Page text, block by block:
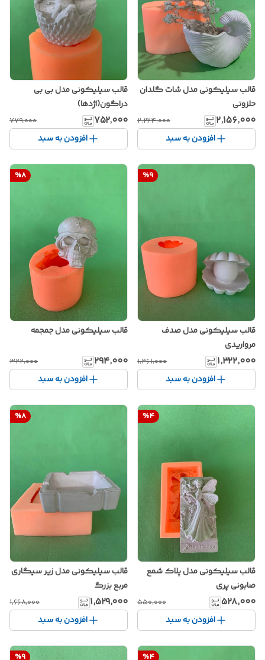
قالب سیلیکونی مدل شات گلدان
حلزونی
۲٬۱۵۶٬۰۰۰ ۲٬۲۲۴٬۰۰۰
افزودن به سبد
قالب سیلیکونی مدل بی بی
دراگون(اژدها)
۷۵۲٬۰۰۰ ۷۷۹٬۰۰۰
افزودن به سبد
%9
قالب سیلیکونی مدل صدف
مرواریدی
۱٬۳۲۲٬۰۰۰ ۱٬۴۶۱٬۰۰۰
افزودن به سبد
%8
قالب سیلیکونی مدل جمجمه
۲۹۴٬۰۰۰ ۳۲۲٬۰۰۰
افزودن به سبد
%4
قالب سیلیکونی مدل پلاک شمع
صابونی پری
۵۲۸٬۰۰۰ ۵۵۰٬۰۰۰
افزودن به سبد
%8
قالب سیلیکونی مدل زیر سیگاری
مربع بزرگ
۱٬۵۲۹٬۰۰۰ ۱٬۶۶۸٬۰۰۰
افزودن به سبد
%4
%9